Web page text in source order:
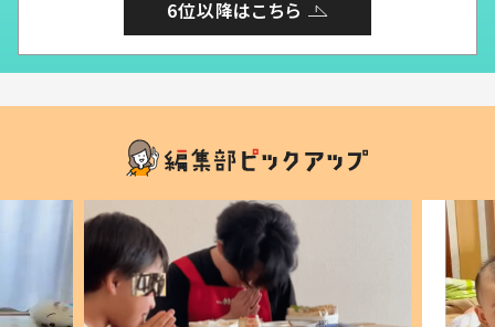
6位以降はこちら